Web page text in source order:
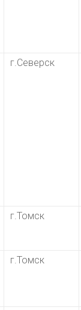
г.Северск
г.Томск
г.Томск